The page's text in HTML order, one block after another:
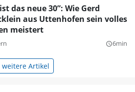
das neue 30”: Wie Gerd
aus Uttenhofen sein volles
meistert
query_builder6min
weitere Artikel